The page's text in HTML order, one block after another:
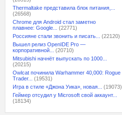
Thermaltake представила блок питания,...
(26568)
Chrome для Android стал заметно
плавнее: Google...
(22771)
Россияне стали звонить и писать...
(22120)
Вышел релиз OpenIDE Pro —
корпоративной...
(20710)
Mitsubishi начнёт выпускать по 1000...
(20215)
Owlcat починила Warhammer 40,000: Rogue
Trader...
(19531)
Игра в стиле «Джона Уика», новая...
(19073)
Геймер отсудил у Microsoft свой аккаунт...
(18134)